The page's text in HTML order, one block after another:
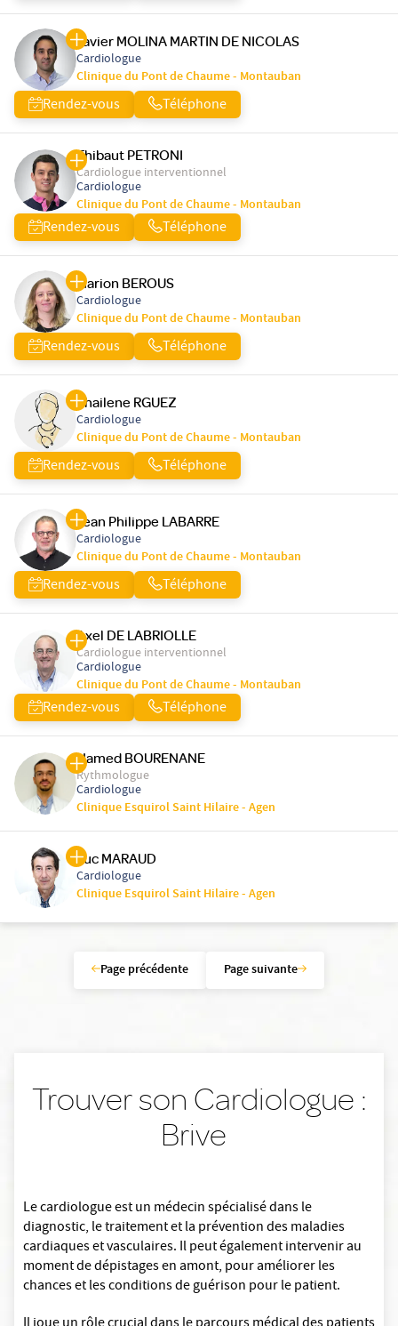
Javier MOLINA MARTIN DE NICOLAS
Cardiologue
Clinique du Pont de Chaume - Montauban
Rendez-vous Téléphone
Thibaut PETRONI
Cardiologue interventionnel
Cardiologue
Clinique du Pont de Chaume - Montauban
Rendez-vous Téléphone
Marion BEROUS
Cardiologue
Clinique du Pont de Chaume - Montauban
Rendez-vous Téléphone
Khailene RGUEZ
Cardiologue
Clinique du Pont de Chaume - Montauban
Rendez-vous Téléphone
Jean Philippe LABARRE
Cardiologue
Clinique du Pont de Chaume - Montauban
Rendez-vous Téléphone
Axel DE LABRIOLLE
Cardiologue interventionnel
Cardiologue
Clinique du Pont de Chaume - Montauban
Rendez-vous Téléphone
Hamed BOURENANE
Rythmologue
Cardiologue
Clinique Esquirol Saint Hilaire - Agen
Luc MARAUD
Cardiologue
Clinique Esquirol Saint Hilaire - Agen
Page précédente Page suivante
Trouver son Cardiologue :
Brive
Le cardiologue est un médecin spécialisé dans le
diagnostic, le traitement et la prévention des maladies
cardiaques et vasculaires. Il peut également intervenir au
moment de dépistages en amont, pour améliorer les
chances et les conditions de guérison pour le patient.